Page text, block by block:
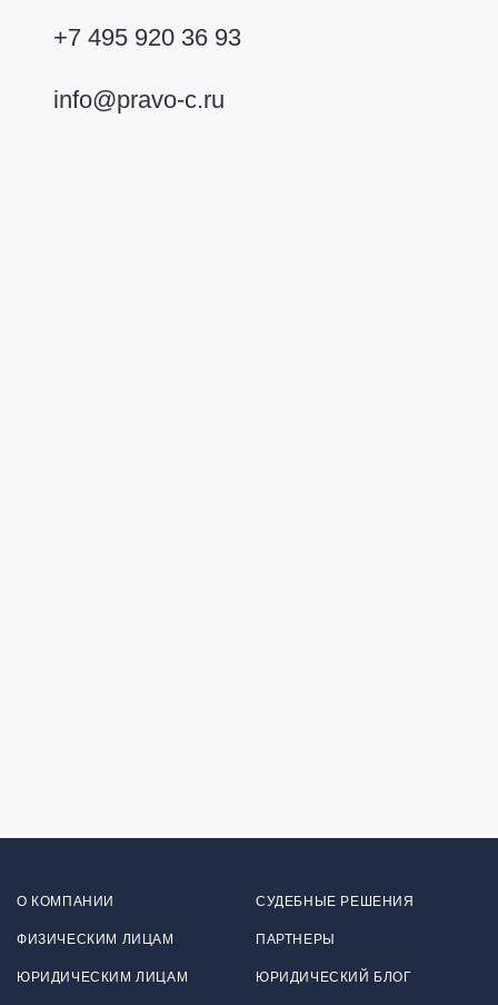
+7 495 920 36 93
info@pravo-c.ru
О КОМПАНИИ
ФИЗИЧЕСКИМ ЛИЦАМ
ЮРИДИЧЕСКИМ ЛИЦАМ
СУДЕБНЫЕ РЕШЕНИЯ
ПАРТНЕРЫ
ЮРИДИЧЕСКИЙ БЛОГ